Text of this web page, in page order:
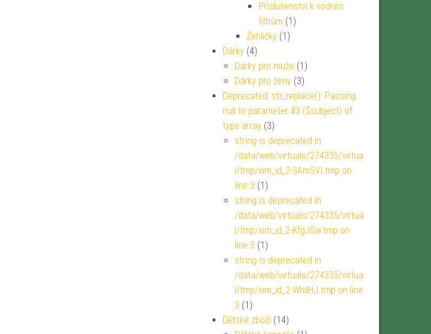
Příslušenství k vodním
filtrům (1)
Žehličky (1)
Dárky (4)
Dárky pro muže (1)
Dárky pro ženy (3)
Deprecated: str_replace(): Passing
null to parameter #3 ($subject) of
type array (3)
string is deprecated in
/data/web/virtuals/274335/virtua
l/tmp/xim_id_2-3AmSVl.tmp on
line 3 (1)
string is deprecated in
/data/web/virtuals/274335/virtua
l/tmp/xim_id_2-KfgJSw.tmp on
line 3 (1)
string is deprecated in
/data/web/virtuals/274335/virtua
l/tmp/xim_id_2-WhiIHJ.tmp on line
3 (1)
Dětské zboží (14)